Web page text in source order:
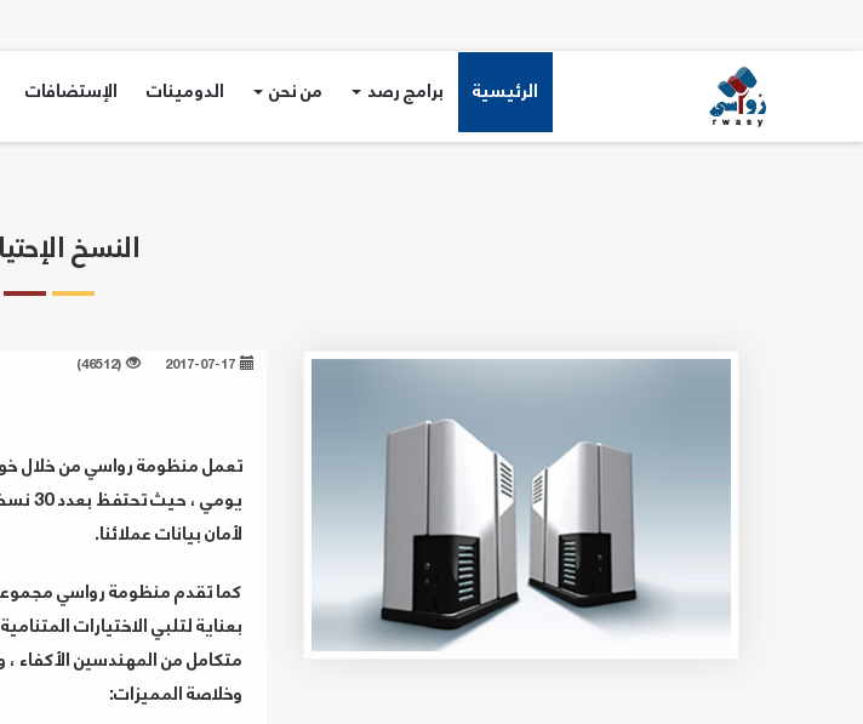
الرئيسية برامج رصد من نحن الدومينات الإستضافات
النسخ
(46512)
تعمل منظومة رواسي من خلال
لأمان بيانات عملائنا.
كما تقدم منظومة رواسي مجموعة
متكامل من المهندسين الأكفاء ،
وخلاصة المميزات: